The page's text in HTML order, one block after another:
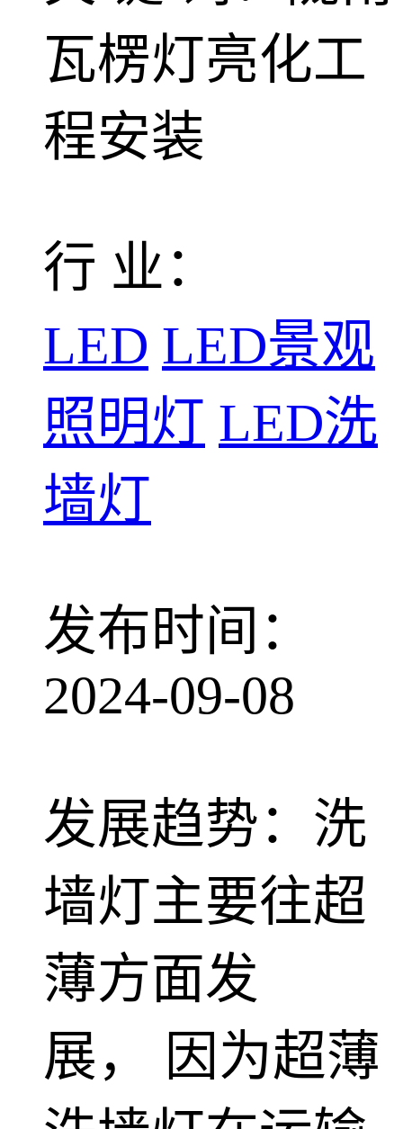
瓦楞灯亮化工
程安装
行 业：
LED LED景观
照明灯 LED洗
墙灯
发布时间：
2024-09-08
发展趋势：洗
墙灯主要往超
薄方面发
展， 因为超薄